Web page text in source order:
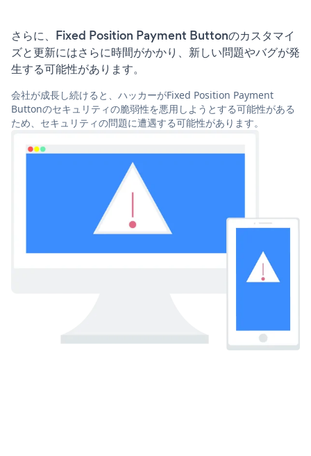
さらに、Fixed Position Payment Buttonのカスタマイ
ズと更新にはさらに時間がかかり、新しい問題やバグが発
生する可能性があります。
会社が成長し続けると、ハッカーがFixed Position Payment
Buttonのセキュリティの脆弱性を悪用しようとする可能性がある
ため、セキュリティの問題に遭遇する可能性があります。